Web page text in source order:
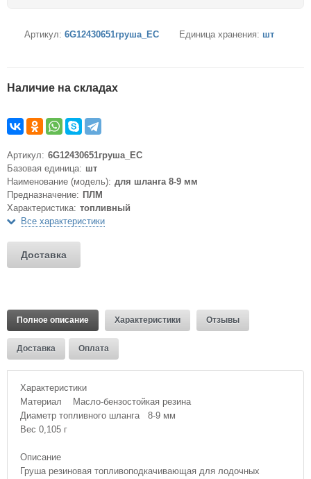
Артикул: 6G12430651груша_EC Единица хранения: шт
Наличие на складах
Артикул: 6G12430651груша_EC
Базовая единица: шт
Наименование (модель): для шланга 8-9 мм
Предназначение: ПЛМ
Характеристика: топливный
Все характеристики
Доставка
Полное описание Характеристики Отзывы
Доставка Оплата
Характеристики
Материал Масло-бензостойкая резина
Диаметр топливного шланга 8-9 мм
Вес 0,105 г
Описание
Груша резиновая топливоподкачивающая для лодочных